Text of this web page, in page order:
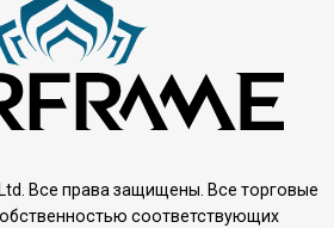
Все права защищены. Все торговые
соответствующих